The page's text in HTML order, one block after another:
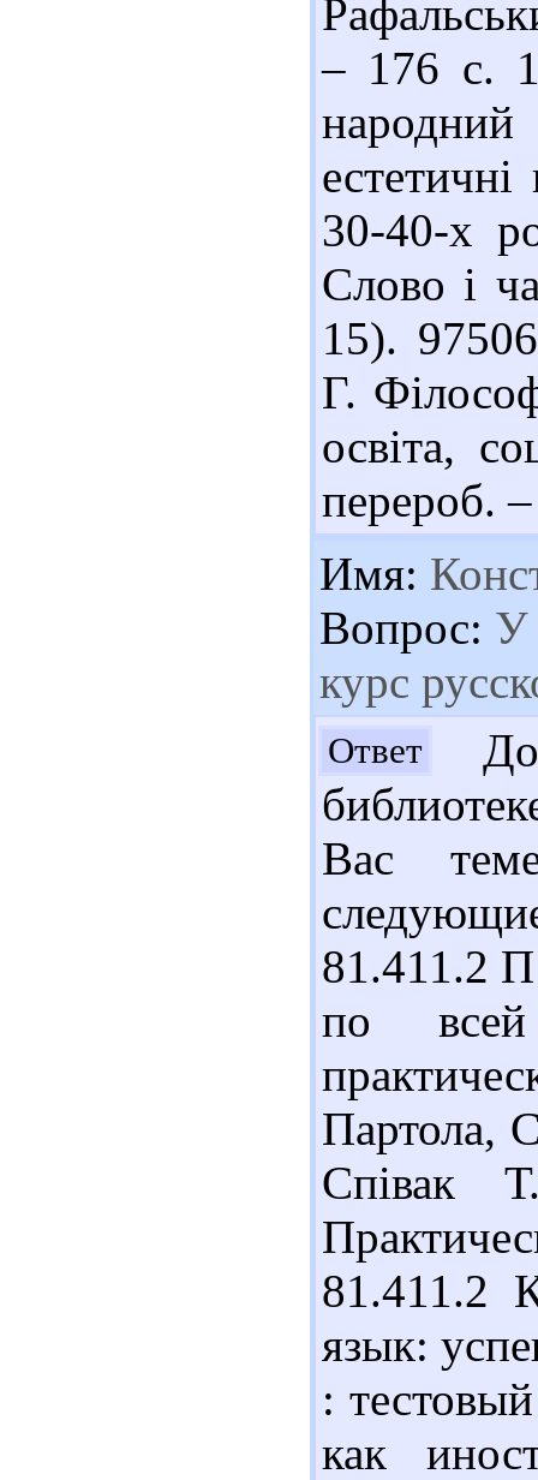
– 176 с.
30-40-х
Слово і
15).
Г.
освіта,
перероб.
Имя:
Вопрос: У
курс
Ответ
Вас
81.411.2
по
Партола,
81.411.2
язык:
:
как